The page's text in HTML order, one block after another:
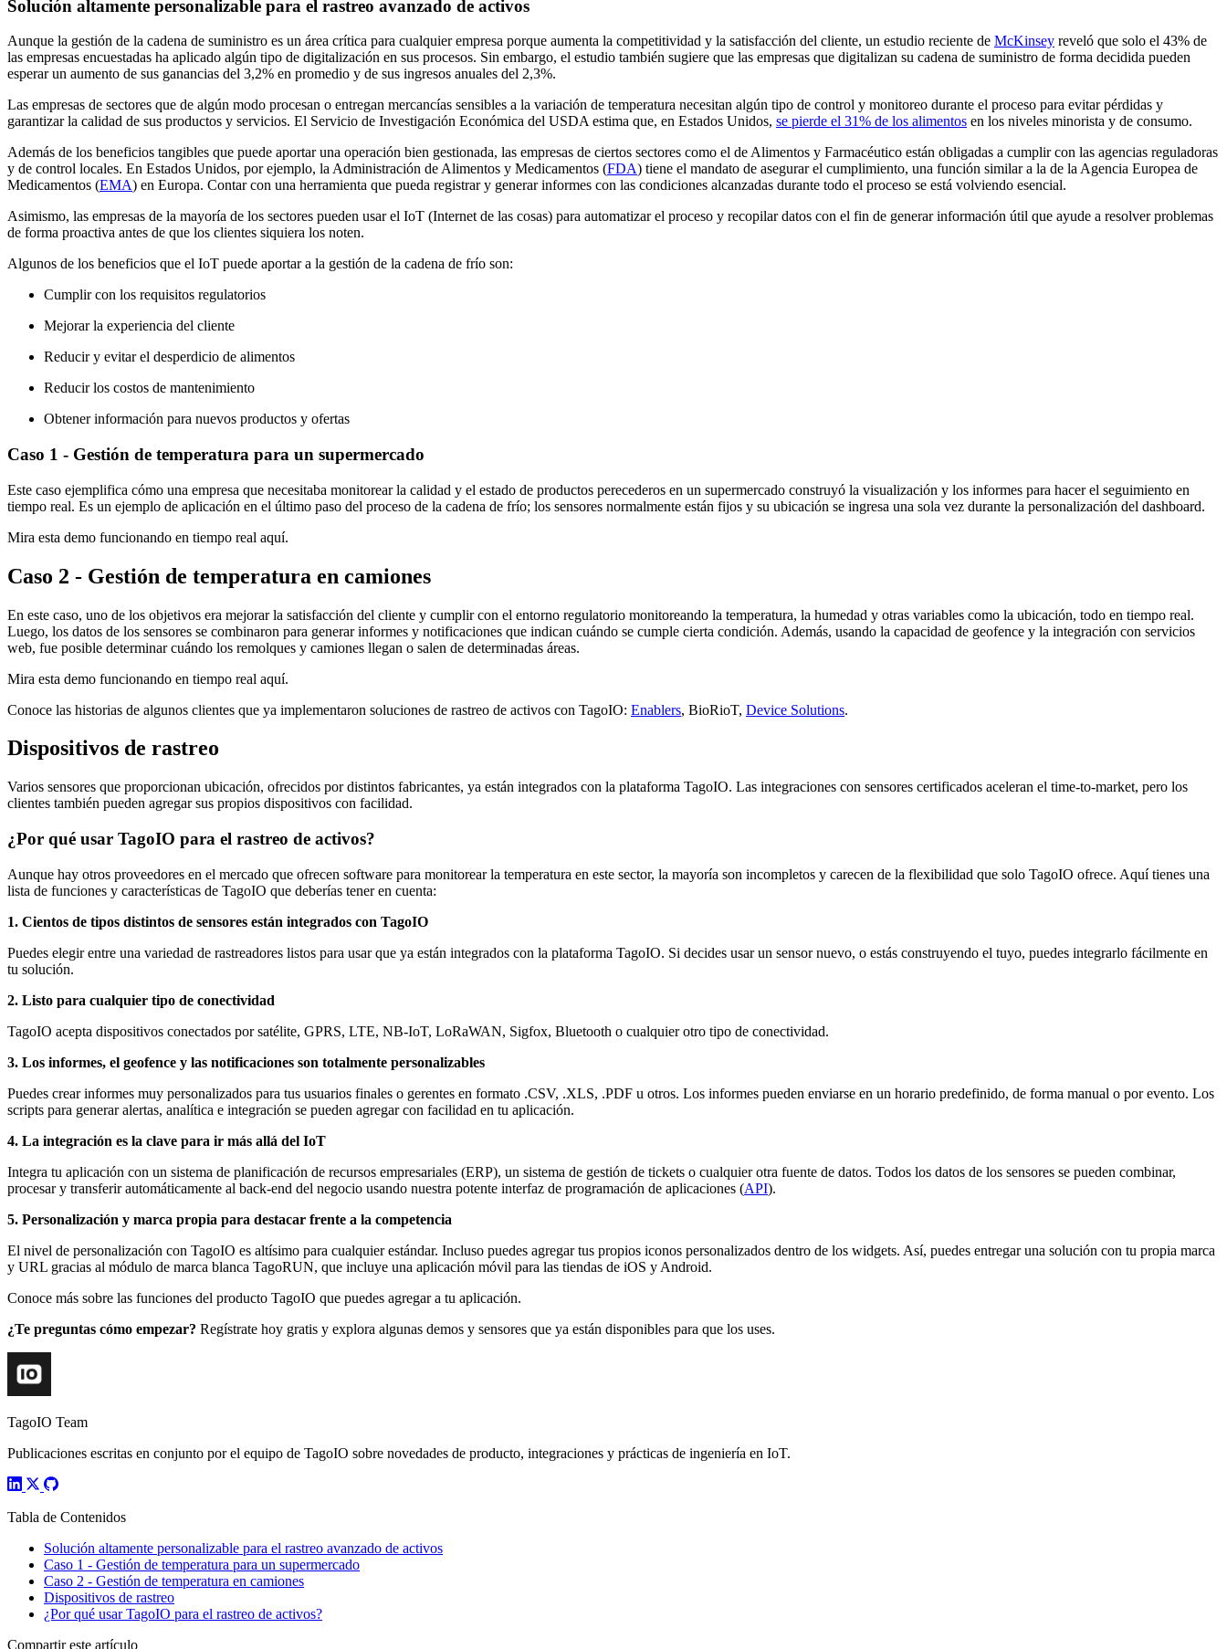
Solución altamente personalizable para el rastreo avanzado de activos
Aunque la gestión de la cadena de suministro es un área crítica para cualquier empresa porque aumenta la competitividad y la satisfacción del cliente, un estudio reciente de McKinsey reveló que solo el 43% de
las empresas encuestadas ha aplicado algún tipo de digitalización en sus procesos. Sin embargo, el estudio también sugiere que las empresas que digitalizan su cadena de suministro de forma decidida pueden
esperar un aumento de sus ganancias del 3,2% en promedio y de sus ingresos anuales del 2,3%.
Las empresas de sectores que de algún modo procesan o entregan mercancías sensibles a la variación de temperatura necesitan algún tipo de control y monitoreo durante el proceso para evitar pérdidas y
garantizar la calidad de sus productos y servicios. El Servicio de Investigación Económica del USDA estima que, en Estados Unidos, se pierde el 31% de los alimentos en los niveles minorista y de consumo.
Además de los beneficios tangibles que puede aportar una operación bien gestionada, las empresas de ciertos sectores como el de Alimentos y Farmacéutico están obligadas a cumplir con las agencias reguladoras
y de control locales. En Estados Unidos, por ejemplo, la Administración de Alimentos y Medicamentos (FDA) tiene el mandato de asegurar el cumplimiento, una función similar a la de la Agencia Europea de
Medicamentos (EMA) en Europa. Contar con una herramienta que pueda registrar y generar informes con las condiciones alcanzadas durante todo el proceso se está volviendo esencial.
Asimismo, las empresas de la mayoría de los sectores pueden usar el IoT (Internet de las cosas) para automatizar el proceso y recopilar datos con el fin de generar información útil que ayude a resolver problemas
de forma proactiva antes de que los clientes siquiera los noten.
Algunos de los beneficios que el IoT puede aportar a la gestión de la cadena de frío son:
Cumplir con los requisitos regulatorios
Mejorar la experiencia del cliente
Reducir y evitar el desperdicio de alimentos
Reducir los costos de mantenimiento
Obtener información para nuevos productos y ofertas
Caso 1 - Gestión de temperatura para un supermercado
Este caso ejemplifica cómo una empresa que necesitaba monitorear la calidad y el estado de productos perecederos en un supermercado construyó la visualización y los informes para hacer el seguimiento en
tiempo real. Es un ejemplo de aplicación en el último paso del proceso de la cadena de frío; los sensores normalmente están fijos y su ubicación se ingresa una sola vez durante la personalización del dashboard.
Mira esta demo funcionando en tiempo real aquí.
Caso 2 - Gestión de temperatura en camiones
En este caso, uno de los objetivos era mejorar la satisfacción del cliente y cumplir con el entorno regulatorio monitoreando la temperatura, la humedad y otras variables como la ubicación, todo en tiempo real.
Luego, los datos de los sensores se combinaron para generar informes y notificaciones que indican cuándo se cumple cierta condición. Además, usando la capacidad de geofence y la integración con servicios
web, fue posible determinar cuándo los remolques y camiones llegan o salen de determinadas áreas.
Mira esta demo funcionando en tiempo real aquí.
Conoce las historias de algunos clientes que ya implementaron soluciones de rastreo de activos con TagoIO: Enablers, BioRioT, Device Solutions.
Dispositivos de rastreo
Varios sensores que proporcionan ubicación, ofrecidos por distintos fabricantes, ya están integrados con la plataforma TagoIO. Las integraciones con sensores certificados aceleran el time-to-market, pero los
clientes también pueden agregar sus propios dispositivos con facilidad.
¿Por qué usar TagoIO para el rastreo de activos?
Aunque hay otros proveedores en el mercado que ofrecen software para monitorear la temperatura en este sector, la mayoría son incompletos y carecen de la flexibilidad que solo TagoIO ofrece. Aquí tienes una
lista de funciones y características de TagoIO que deberías tener en cuenta:
1. Cientos de tipos distintos de sensores están integrados con TagoIO
Puedes elegir entre una variedad de rastreadores listos para usar que ya están integrados con la plataforma TagoIO. Si decides usar un sensor nuevo, o estás construyendo el tuyo, puedes integrarlo fácilmente en
tu solución.
2. Listo para cualquier tipo de conectividad
TagoIO acepta dispositivos conectados por satélite, GPRS, LTE, NB-IoT, LoRaWAN, Sigfox, Bluetooth o cualquier otro tipo de conectividad.
3. Los informes, el geofence y las notificaciones son totalmente personalizables
Puedes crear informes muy personalizados para tus usuarios finales o gerentes en formato .CSV, .XLS, .PDF u otros. Los informes pueden enviarse en un horario predefinido, de forma manual o por evento. Los
scripts para generar alertas, analítica e integración se pueden agregar con facilidad en tu aplicación.
4. La integración es la clave para ir más allá del IoT
Integra tu aplicación con un sistema de planificación de recursos empresariales (ERP), un sistema de gestión de tickets o cualquier otra fuente de datos. Todos los datos de los sensores se pueden combinar,
procesar y transferir automáticamente al back-end del negocio usando nuestra potente interfaz de programación de aplicaciones (API).
5. Personalización y marca propia para destacar frente a la competencia
El nivel de personalización con TagoIO es altísimo para cualquier estándar. Incluso puedes agregar tus propios iconos personalizados dentro de los widgets. Así, puedes entregar una solución con tu propia marca
y URL gracias al módulo de marca blanca TagoRUN, que incluye una aplicación móvil para las tiendas de iOS y Android.
Conoce más sobre las funciones del producto TagoIO que puedes agregar a tu aplicación.
¿Te preguntas cómo empezar? Regístrate hoy gratis y explora algunas demos y sensores que ya están disponibles para que los uses.
TagoIO Team
Publicaciones escritas en conjunto por el equipo de TagoIO sobre novedades de producto, integraciones y prácticas de ingeniería en IoT.
Tabla de Contenidos
Solución altamente personalizable para el rastreo avanzado de activos
Caso 1 - Gestión de temperatura para un supermercado
Caso 2 - Gestión de temperatura en camiones
Dispositivos de rastreo
¿Por qué usar TagoIO para el rastreo de activos?
Compartir este artículo